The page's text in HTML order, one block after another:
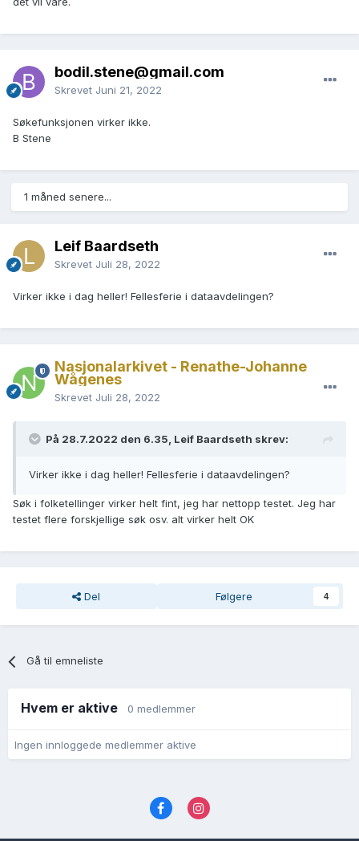
bodil.stene@gmail.com
Skrevet Juni 21, 2022
Søkefunksjonen virker ikke.
B Stene
1 måned senere...
Leif Baardseth
Skrevet Juli 28, 2022
Virker ikke i dag heller! Fellesferie i dataavdelingen?
Nasjonalarkivet - Renathe-Johanne
Wågenes
Skrevet Juli 28, 2022
På 28.7.2022 den 6.35, Leif Baardseth skrev:
Virker ikke i dag heller! Fellesferie i dataavdelingen?
Søk i folketellinger virker helt fint, jeg har nettopp testet. Jeg har
testet flere forskjellige søk osv. alt virker helt OK
Del Følgere 4
Gå til emneliste
Hvem er aktive 0 medlemmer
Ingen innloggede medlemmer aktive